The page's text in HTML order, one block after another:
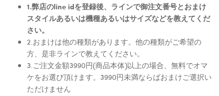
1.弊店のline idを登録後、ラインで御注文番号とおまけ
スタイルあるいは機種あるいはサイズなどを教えてくだ
さい。
2.おまけは他の種類があります。他の種類がご希望の
方、是非ラインで教えてください。
3.ご注文金額3990円(商品本体)以上の場合、無料でオマ
ケをお選び頂けます。3990円未満ならばおまけご選択い
ただけません